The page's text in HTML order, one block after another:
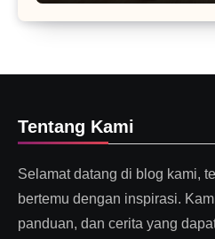
Tentang Kami
Selamat datang di blog kami,
bertemu dengan inspirasi.
panduan, dan cerita yang